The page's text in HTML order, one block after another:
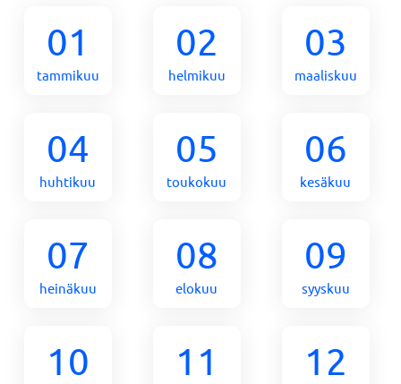
01
tammikuu
02
helmikuu
03
maaliskuu
04
huhtikuu
05
toukokuu
06
kesäkuu
07
heinäkuu
08
elokuu
09
syyskuu
10 11 12